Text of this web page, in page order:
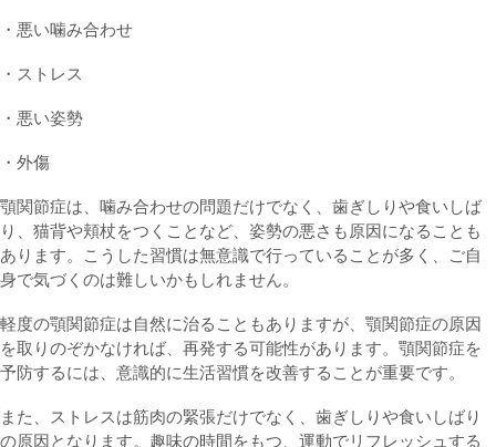
・悪い噛み合わせ
・ストレス
・悪い姿勢
・外傷
顎関節症は、噛み合わせの問題だけでなく、歯ぎしりや食いしば
り、猫背や頬杖をつくことなど、姿勢の悪さも原因になることも
あります。こうした習慣は無意識で行っていることが多く、ご自
身で気づくのは難しいかもしれません。
軽度の顎関節症は自然に治ることもありますが、顎関節症の原因
を取りのぞかなければ、再発する可能性があります。顎関節症を
予防するには、意識的に生活習慣を改善することが重要です。
また、ストレスは筋肉の緊張だけでなく、歯ぎしりや食いしばり
の原因となります。趣味の時間をもつ、運動でリフレッシュする